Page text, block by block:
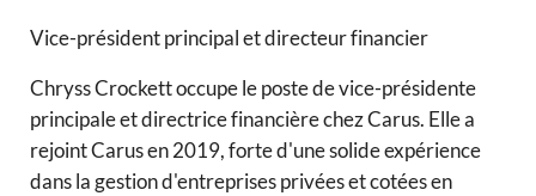
Vice-président principal et directeur financier
Chryss Crockett occupe le poste de vice-présidente
principale et directrice financière chez Carus. Elle a
rejoint Carus en 2019, forte d'une solide expérience
dans la gestion d'entreprises privées et cotées en